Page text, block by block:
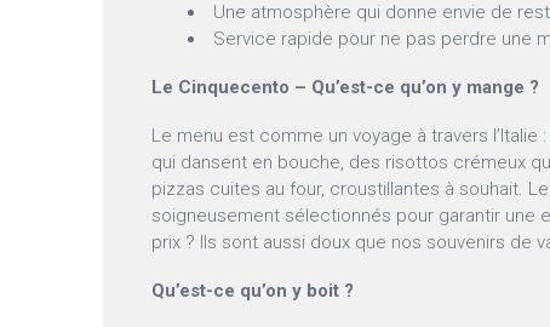
Une atmosphère qui donne envie de
Service rapide pour ne pas perdre une
Le Cinquecento – Qu’est-ce qu’on y mange ?
Le menu est comme un voyage à travers l’Italie
qui dansent en bouche, des risottos crémeux
pizzas cuites au four, croustillantes à souhait.
soigneusement sélectionnés pour garantir une
prix ? Ils sont aussi doux que nos souvenirs de
Qu’est-ce qu’on y boit ?